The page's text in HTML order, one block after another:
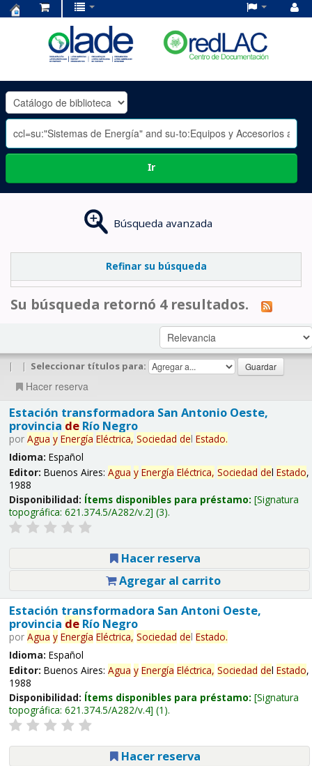
OLADE
-
Ir
Búsqueda avanzada
Refinar su búsqueda
Su búsqueda retornó 4 resultados.
| | Seleccionar títulos para:
Hacer reserva
Estación transformadora San Antonio Oeste,
provincia deRío Negro
por Agua y Energía Eléctrica, Sociedad del Estado.
Idioma: Español
Editor: Buenos Aires: Agua y Energía Eléctrica, Sociedad del Estado,
1988
Disponibilidad: Ítems disponibles para préstamo: Signatura
topográfica: 621.374.5/A282/v.2 (3).
Hacer reserva
Agregar al carrito
Estación transformadora San Antoni Oeste,
provincia deRío Negro
por Agua y Energía Eléctrica, Sociedad del Estado.
Idioma: Español
Editor: Buenos Aires: Agua y Energía Eléctrica, Sociedad del Estado,
1988
Disponibilidad: Ítems disponibles para préstamo: Signatura
topográfica: 621.374.5/A282/v.4 (1).
Hacer reserva